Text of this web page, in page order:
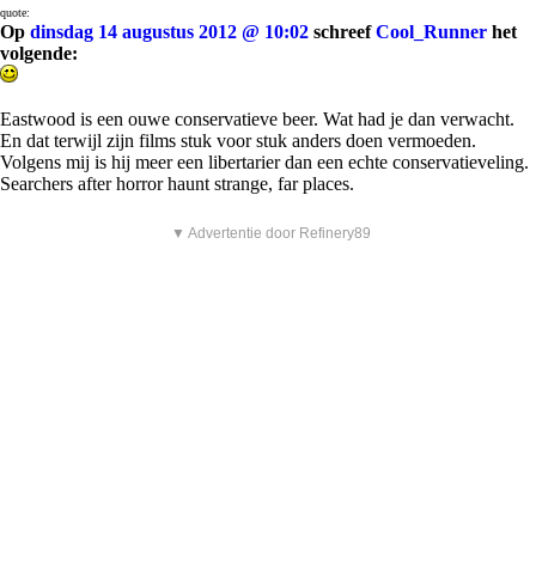
quote:
Op dinsdag 14 augustus 2012 @ 10:02 schreefCool_Runner het
volgende:
Eastwood is een ouwe conservatieve beer. Wat had je dan verwacht.
En dat terwijl zijn films stuk voor stuk anders doen vermoeden.
Volgens mij is hij meer een libertarier dan een echte conservatieveling.
Searchers after horror haunt strange, far places.
▼ Advertentie door Refinery89